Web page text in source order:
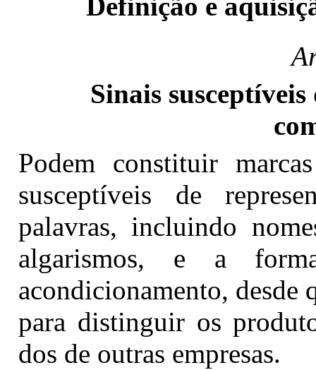
Sinais
Podem constituir
susceptíveis de
palavras, incluindo
algarismos, e a
acondicionamento, desde
para distinguir os
dos de outras empresas.